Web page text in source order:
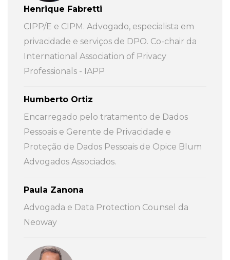
Henrique Fabretti
CIPP/E e CIPM. Advogado, especialista em
privacidade e serviços de DPO. Co-chair da
International Association of Privacy
Professionals - IAPP
Humberto Ortiz
Encarregado pelo tratamento de Dados
Pessoais e Gerente de Privacidade e
Proteção de Dados Pessoais de Opice Blum
Advogados Associados.
Paula Zanona
Advogada e Data Protection Counsel da
Neoway